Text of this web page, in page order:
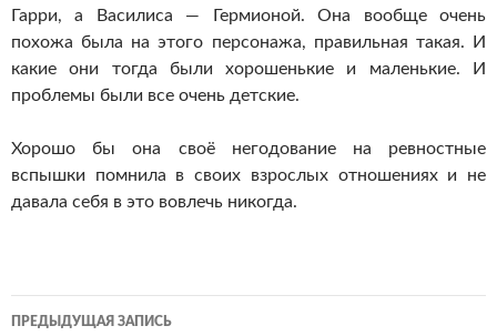
Гарри, а Василиса — Гермионой. Она вообще очень
похожа была на этого персонажа, правильная такая. И
какие они тогда были хорошенькие и маленькие. И
проблемы были все очень детские.
Хорошо бы она своё негодование на ревностные
вспышки помнила в своих взрослых отношениях и не
давала себя в это вовлечь никогда.
Навигация
ПРЕДЫДУЩАЯ ЗАПИСЬ